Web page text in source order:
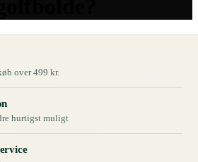
over 499 kr.
hurtigst muligt